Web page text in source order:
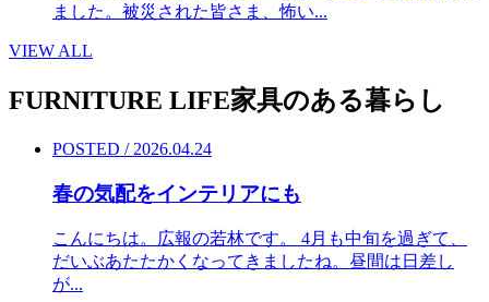
ました。被災された皆さま、怖い...
VIEW ALL
FURNITURE LIFE家具のある暮らし
POSTED / 2026.04.24
春の気配をインテリアにも
こんにちは。広報の若林です。 4月も中旬を過ぎて、
だいぶあたたかくなってきましたね。昼間は日差し
が...